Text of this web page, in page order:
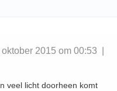
2015 om 00:53 |
veel licht doorheen komt